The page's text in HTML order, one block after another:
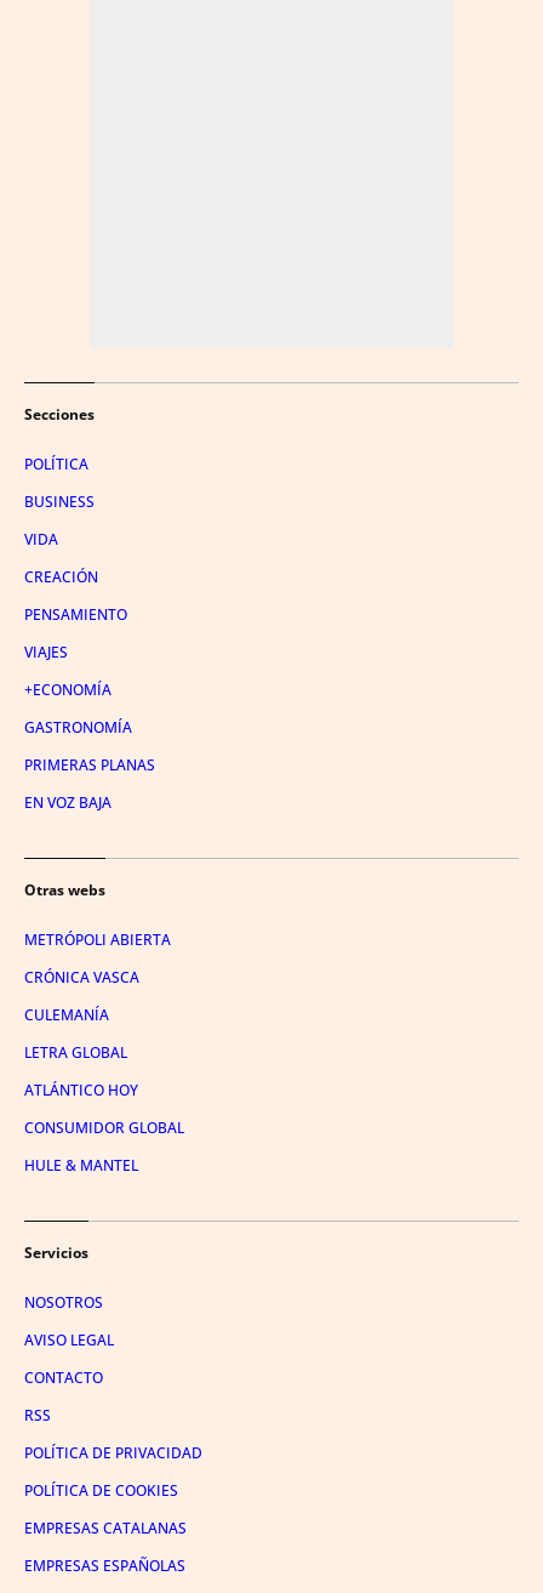
Secciones
POLÍTICA
BUSINESS
VIDA
CREACIÓN
PENSAMIENTO
VIAJES
+ECONOMÍA
GASTRONOMÍA
PRIMERAS PLANAS
EN VOZ BAJA
Otras webs
METRÓPOLI ABIERTA
CRÓNICA VASCA
CULEMANÍA
LETRA GLOBAL
ATLÁNTICO HOY
CONSUMIDOR GLOBAL
HULE & MANTEL
Servicios
NOSOTROS
AVISO LEGAL
CONTACTO
RSS
POLÍTICA DE PRIVACIDAD
POLÍTICA DE COOKIES
EMPRESAS CATALANAS
EMPRESAS ESPAÑOLAS